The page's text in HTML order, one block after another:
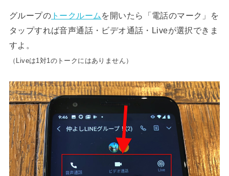
グループのトークルーム を開いたら「電話のマーク」を
タップすれば音声通話・ビデオ通話・Liveが選択できま
すよ。
（Liveは1対1のトークにはありません）